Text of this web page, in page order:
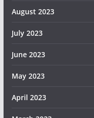
August 2023
July 2023
June 2023
May 2023
April 2023